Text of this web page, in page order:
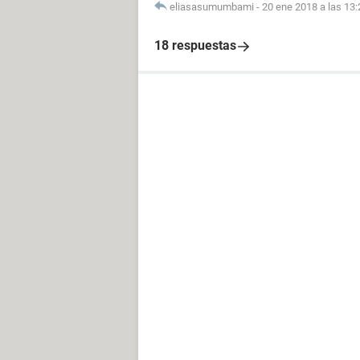
eliasasumumbami - 20 ene 2018 a las
18 respuestas